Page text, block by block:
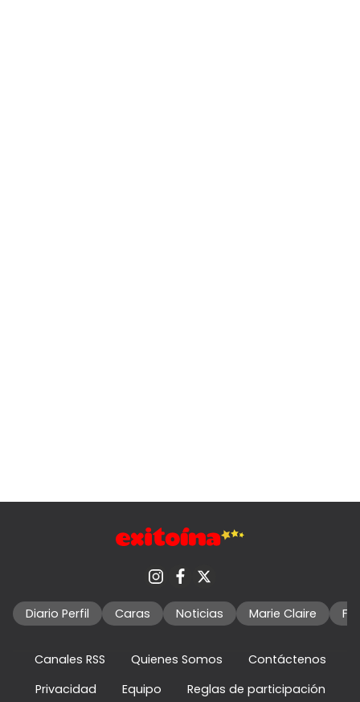
Diario Perfil Caras Noticias Marie Claire
Canales RSS Quienes Somos
Contáctenos
Privacidad
Equipo Reglas de participación